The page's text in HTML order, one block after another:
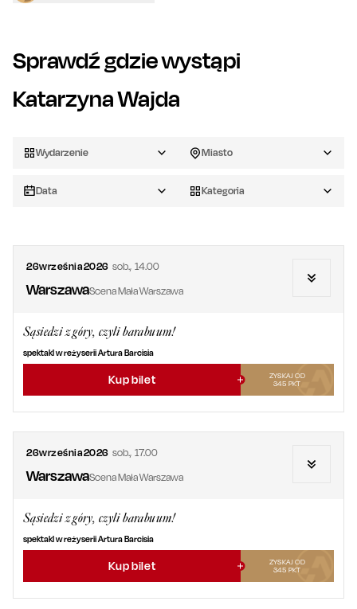
Sprawdź gdzie wystąpi
Katarzyna Wajda
Wydarzenie Miasto
Data Kategoria
26września2026 sob., 14.00
WarszawaScena Mała Warszawa
Sąsiedzi z góry, czyli barabuum!
spektakl w reżyserii Artura Barcisia
Kup bilet
ZYSKAJ OD
345 PKT
26września2026 sob., 17.00
WarszawaScena Mała Warszawa
Sąsiedzi z góry, czyli barabuum!
spektakl w reżyserii Artura Barcisia
Kup bilet
ZYSKAJ OD
345 PKT